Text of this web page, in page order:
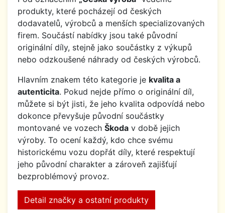
produkty, které pocházejí od českých
dodavatelů, výrobců a menších specializovaných
firem. Součástí nabídky jsou také původní
originální díly, stejně jako součástky z výkupů
nebo odzkoušené náhrady od českých výrobců.
Hlavním znakem této kategorie je kvalita a
autenticita. Pokud nejde přímo o originální díl,
můžete si být jisti, že jeho kvalita odpovídá nebo
dokonce převyšuje původní součástky
montované ve vozech Škoda v době jejich
výroby. To ocení každý, kdo chce svému
historickému vozu dopřát díly, které respektují
jeho původní charakter a zároveň zajišťují
bezproblémový provoz.
Detail značky a ostatní produkty